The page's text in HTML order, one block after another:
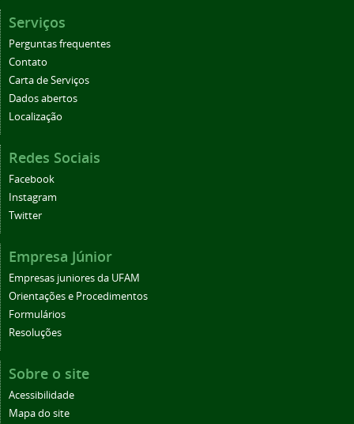
Serviços
Perguntas frequentes
Contato
Carta de Serviços
Dados abertos
Localização
Redes Sociais
Facebook
Instagram
Twitter
Empresa Júnior
Empresas juniores da UFAM
Orientações e Procedimentos
Formulários
Resoluções
Sobre o site
Acessibilidade
Mapa do site